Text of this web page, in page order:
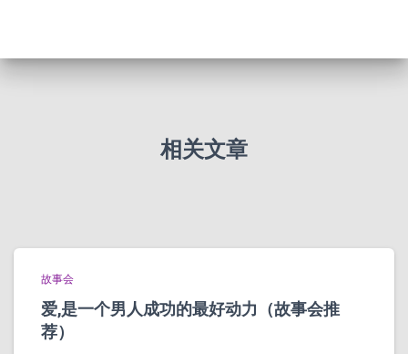
相关文章
故事会
爱,是一个男人成功的最好动力（故事会推
荐）